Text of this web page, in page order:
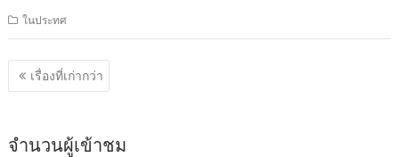
ในประทศ
แนะแนว
เรื่อง
เรื่องที่เก่ากว่า
จำนวนผู้เข้าชม